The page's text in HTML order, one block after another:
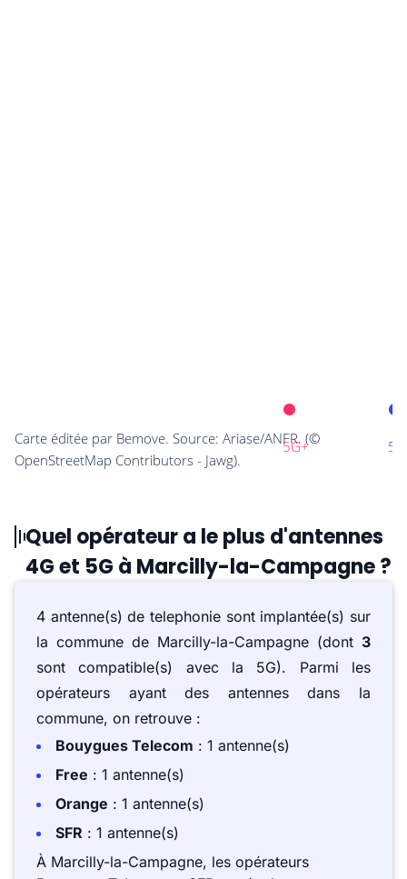
Quel opérateur a le plus d'antennes
4G et 5G à Marcilly-la-Campagne ?
4 antenne(s) de telephonie sont implantée(s) sur
la commune de Marcilly-la-Campagne (dont 3
sont compatible(s) avec la 5G). Parmi les
opérateurs ayant des antennes dans la
commune, on retrouve :
Bouygues Telecom : 1 antenne(s)
Free : 1 antenne(s)
Orange : 1 antenne(s)
SFR : 1 antenne(s)
À Marcilly-la-Campagne, les opérateurs